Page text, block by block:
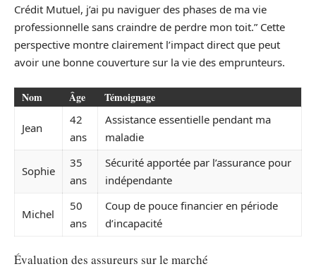
Crédit Mutuel, j’ai pu naviguer des phases de ma vie
professionnelle sans craindre de perdre mon toit.” Cette
perspective montre clairement l’impact direct que peut
avoir une bonne couverture sur la vie des emprunteurs.
Nom Âge Témoignage
Jean
42
ans
Assistance essentielle pendant ma
maladie
Sophie
35
ans
Sécurité apportée par l’assurance pour
indépendante
Michel
50
ans
Coup de pouce financier en période
d’incapacité
Évaluation des assureurs sur le marché